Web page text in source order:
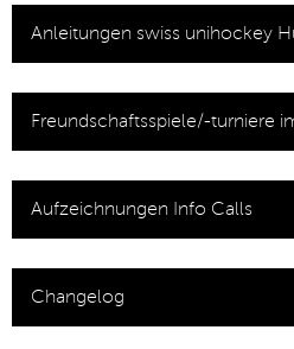
Anleitungen swiss unihockey
Freundschaftsspiele/-turniere
Aufzeichnungen Info Calls
Changelog